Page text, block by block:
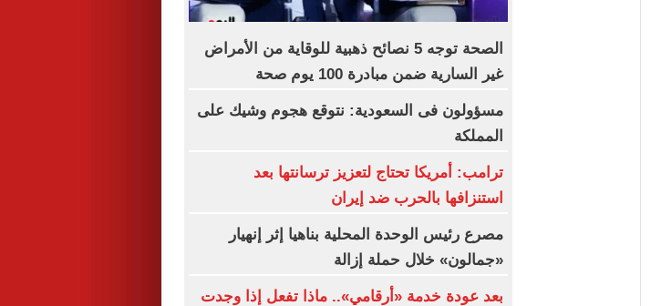
الصحة توجه 5 نصائح ذهبية للوقاية من الأمراض
غير السارية ضمن مبادرة 100 يوم صحة
مسؤولون فى السعودية: نتوقع هجوم وشيك على
المملكة
ترامب: أمريكا تحتاج لتعزيز ترسانتها بعد
استنزافها بالحرب ضد إيران
مصرع رئيس الوحدة المحلية بناهيا إثر إنهيار
«جمالون» خلال حملة إزالة
بعد عودة خدمة «أرقامي».. ماذا تفعل إذا وجدت